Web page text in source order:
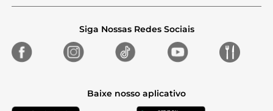
Siga Nossas Redes Sociais
Baixe nosso aplicativo